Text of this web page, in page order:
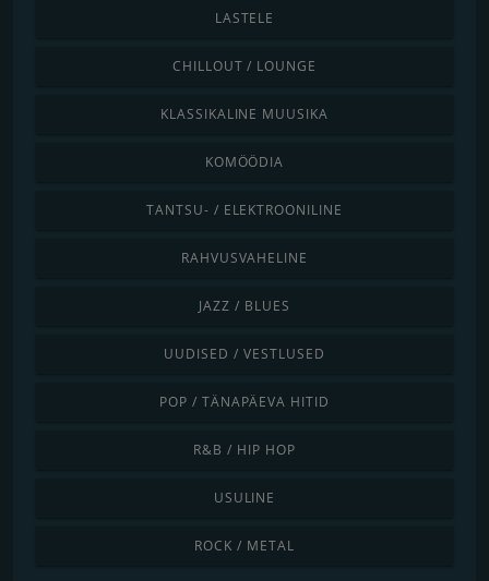
LASTELE
CHILLOUT / LOUNGE
KLASSIKALINE MUUSIKA
KOMÖÖDIA
TANTSU- / ELEKTROONILINE
RAHVUSVAHELINE
JAZZ / BLUES
UUDISED / VESTLUSED
POP / TÄNAPÄEVA HITID
R&B / HIP HOP
USULINE
ROCK / METAL